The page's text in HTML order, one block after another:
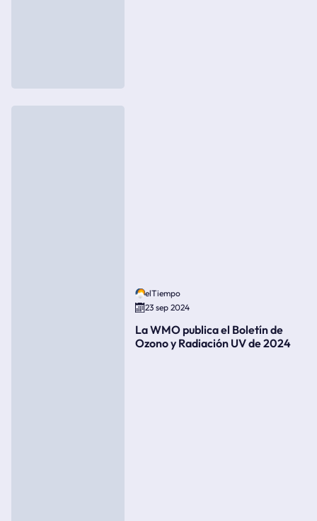
elTiempo
23 sep 2024
La WMO publica el Boletín de
Ozono y Radiación UV de 2024